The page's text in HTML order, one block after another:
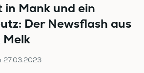
Mank und ein
Der Newsflash aus
Melk
27.03.2023